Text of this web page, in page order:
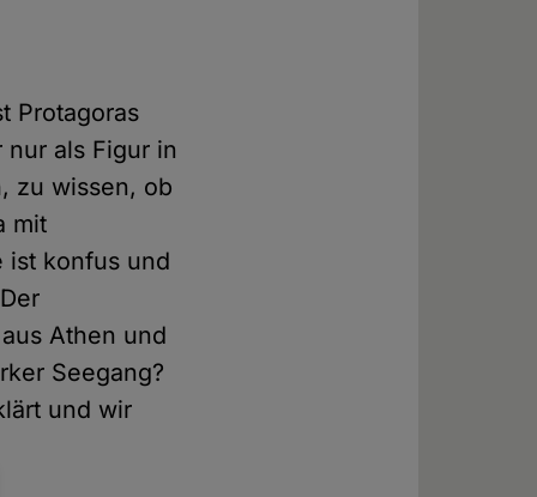
Protagoras
als Figur in
zu wissen, ob
mit
ist konfus und
Athen und
Seegang?
und wir